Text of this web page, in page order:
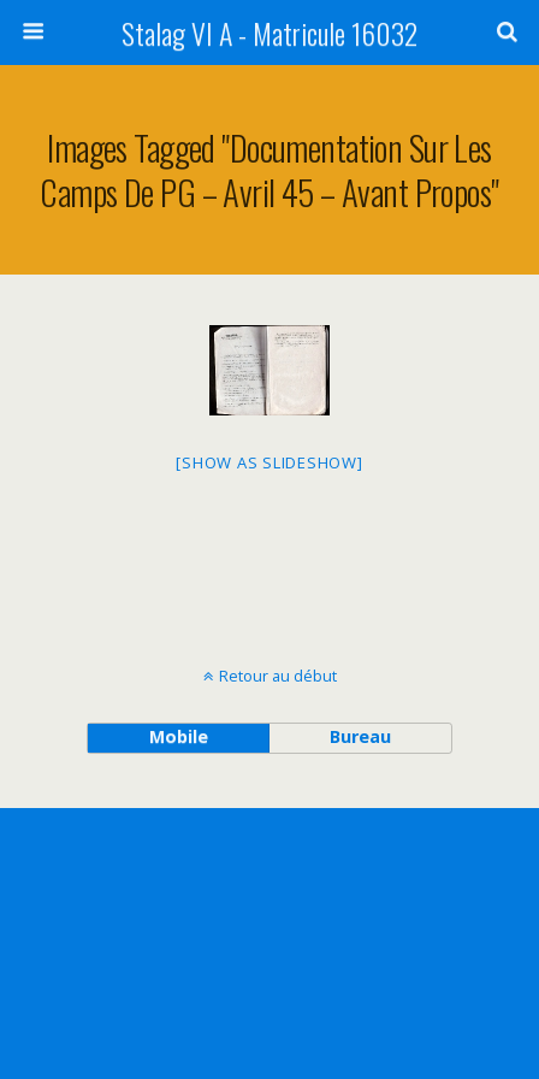
Stalag VI A - Matricule 16032
Images Tagged "Documentation Sur Les
Camps De PG – Avril 45 – Avant Propos"
[SHOW AS SLIDESHOW]
Retour au début
Mobile Bureau